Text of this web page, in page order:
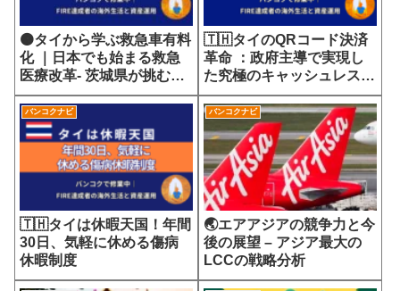
🟠タイから学ぶ救急車有料
化 ｜日本でも始まる救急
医療改革- 茨城県が挑む
7700円の選定療養費が示
す医療サービスの未来
🇹🇭タイのQRコード決済
革命 ：政府主導で実現し
た究極のキャッシュレス社
会
バンコクナビ
🇹🇭タイは休暇天国！年間
30日、気軽に休める傷病
休暇制度
バンコクナビ
🌏エアアジアの競争力と今
後の展望 – アジア最大の
LCCの戦略分析